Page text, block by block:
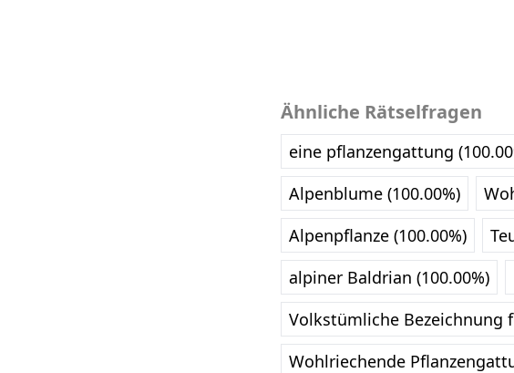
Ähnliche Rätselfragen
eine pflanzengattung
Alpenblume (100.00%)
Alpenpflanze (100.00%)
alpiner Baldrian (100.00%)
Volkstümliche Bezeichnung
Wohlriechende